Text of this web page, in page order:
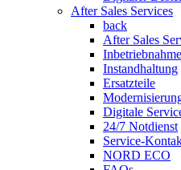
After Sales Services
back
After Sales
Inbetriebnahme
Instandhaltung
Ersatzteile
Digitale
24/7 Notdienst
Service-
NORD ECO